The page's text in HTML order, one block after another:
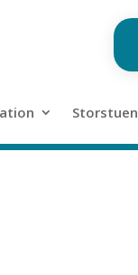
Storstuen